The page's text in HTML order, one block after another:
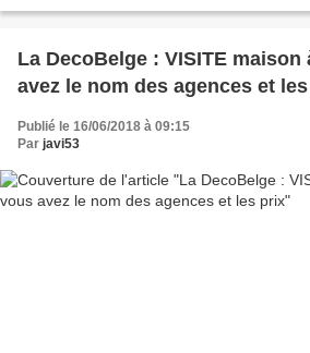
La DecoBelge : VISITE maison
avez le nom des agences et
Publié le 16/06/2018 à 09:15
Par javi53